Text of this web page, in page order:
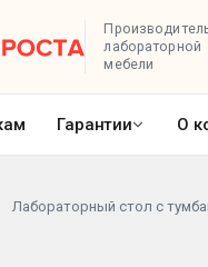
лабораторной
мебели
Гарантии О
Лабораторный стол с